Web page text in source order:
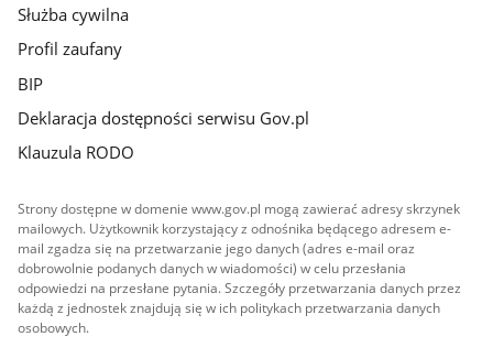
Służba cywilna
Profil zaufany
BIP
Deklaracja dostępności serwisu Gov.pl
Klauzula RODO
Strony dostępne w domenie www.gov.pl mogą zawierać adresy skrzynek
mailowych. Użytkownik korzystający z odnośnika będącego adresem e-
mail zgadza się na przetwarzanie jego danych (adres e-mail oraz
dobrowolnie podanych danych w wiadomości) w celu przesłania
odpowiedzi na przesłane pytania. Szczegóły przetwarzania danych przez
każdą z jednostek znajdują się w ich politykach przetwarzania danych
osobowych.